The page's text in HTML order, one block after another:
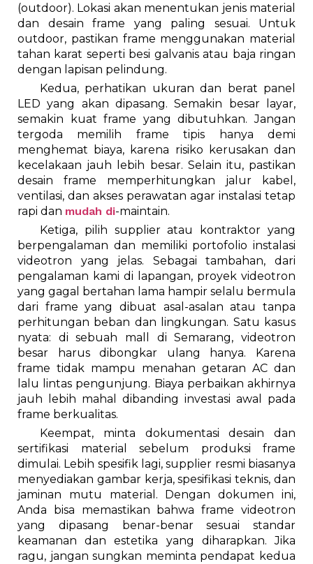
(outdoor). Lokasi akan menentukan jenis material
dan desain frame yang paling sesuai. Untuk
outdoor, pastikan frame menggunakan material
tahan karat seperti besi galvanis atau baja ringan
dengan lapisan pelindung.
Kedua, perhatikan ukuran dan berat panel
LED yang akan dipasang. Semakin besar layar,
semakin kuat frame yang dibutuhkan. Jangan
tergoda memilih frame tipis hanya demi
menghemat biaya, karena risiko kerusakan dan
kecelakaan jauh lebih besar. Selain itu, pastikan
desain frame memperhitungkan jalur kabel,
ventilasi, dan akses perawatan agar instalasi tetap
rapi dan mudah di-maintain.
Ketiga, pilih supplier atau kontraktor yang
berpengalaman dan memiliki portofolio instalasi
videotron yang jelas. Sebagai tambahan, dari
pengalaman kami di lapangan, proyek videotron
yang gagal bertahan lama hampir selalu bermula
dari frame yang dibuat asal-asalan atau tanpa
perhitungan beban dan lingkungan. Satu kasus
nyata: di sebuah mall di Semarang, videotron
besar harus dibongkar ulang hanya. Karena
frame tidak mampu menahan getaran AC dan
lalu lintas pengunjung. Biaya perbaikan akhirnya
jauh lebih mahal dibanding investasi awal pada
frame berkualitas.
Keempat, minta dokumentasi desain dan
sertifikasi material sebelum produksi frame
dimulai. Lebih spesifik lagi, supplier resmi biasanya
menyediakan gambar kerja, spesifikasi teknis, dan
jaminan mutu material. Dengan dokumen ini,
Anda bisa memastikan bahwa frame videotron
yang dipasang benar-benar sesuai standar
keamanan dan estetika yang diharapkan. Jika
ragu, jangan sungkan meminta pendapat kedua